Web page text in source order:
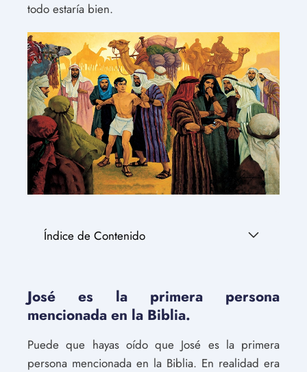
todo estaría bien.
Índice de Contenido
José es la primera persona
mencionada en la Biblia.
Puede que hayas oído que José es la primera
persona mencionada en la Biblia. En realidad era